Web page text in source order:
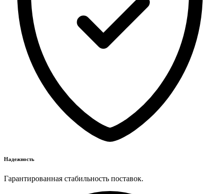
Надежность
Гарантированная стабильность поставок.